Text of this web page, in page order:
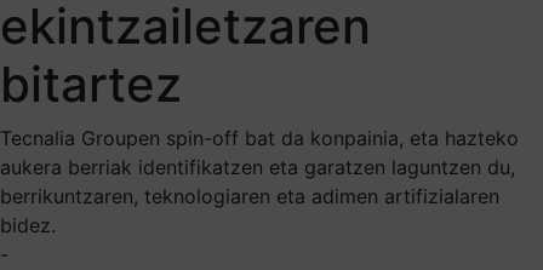
ekintzailetzaren
bitartez
Tecnalia Groupen spin-off bat da konpainia, eta hazteko
aukera berriak identifikatzen eta garatzen laguntzen du,
berrikuntzaren, teknologiaren eta adimen artifizialaren
bidez.
-